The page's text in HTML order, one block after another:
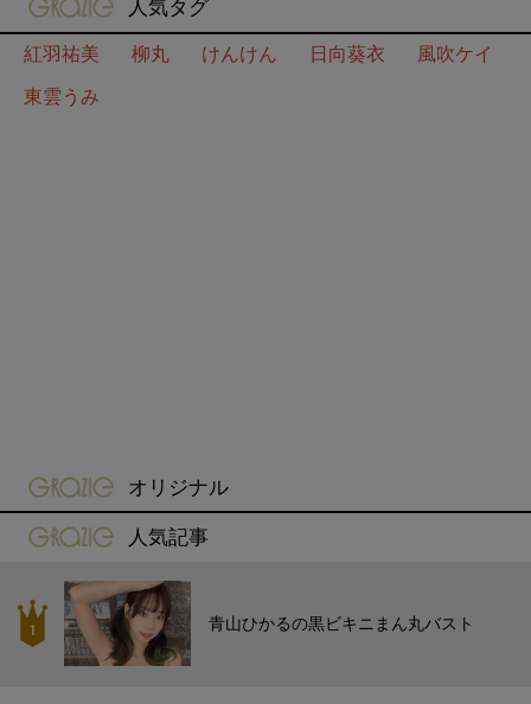
人気タグ
紅羽祐美
柳丸 けんけん 日向葵衣
風吹ケイ
東雲うみ
gravure-grazie
オリジナル
gravure-grazie
人気記事
青山ひかるの黒ビキニまん丸バスト